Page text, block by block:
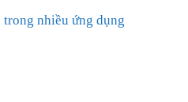
nhiều ứng dụng